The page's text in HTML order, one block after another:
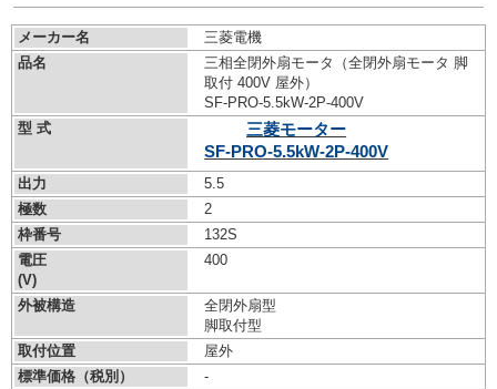
メーカー名
三菱電機
品名
三相全閉外扇モータ（全閉外扇モータ 脚
取付 400V 屋外）
SF-PRO-5.5kW-2P-400V
型 式
三菱モーター
SF-PRO-5.5kW-2P-400V
出力
5.5
極数
2
枠番号
132S
電圧
(V)
400
外被構造
全閉外扇型
脚取付型
取付位置
屋外
標準価格（税別）
-